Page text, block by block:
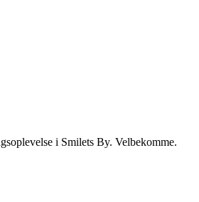
i Smilets By. Velbekomme.